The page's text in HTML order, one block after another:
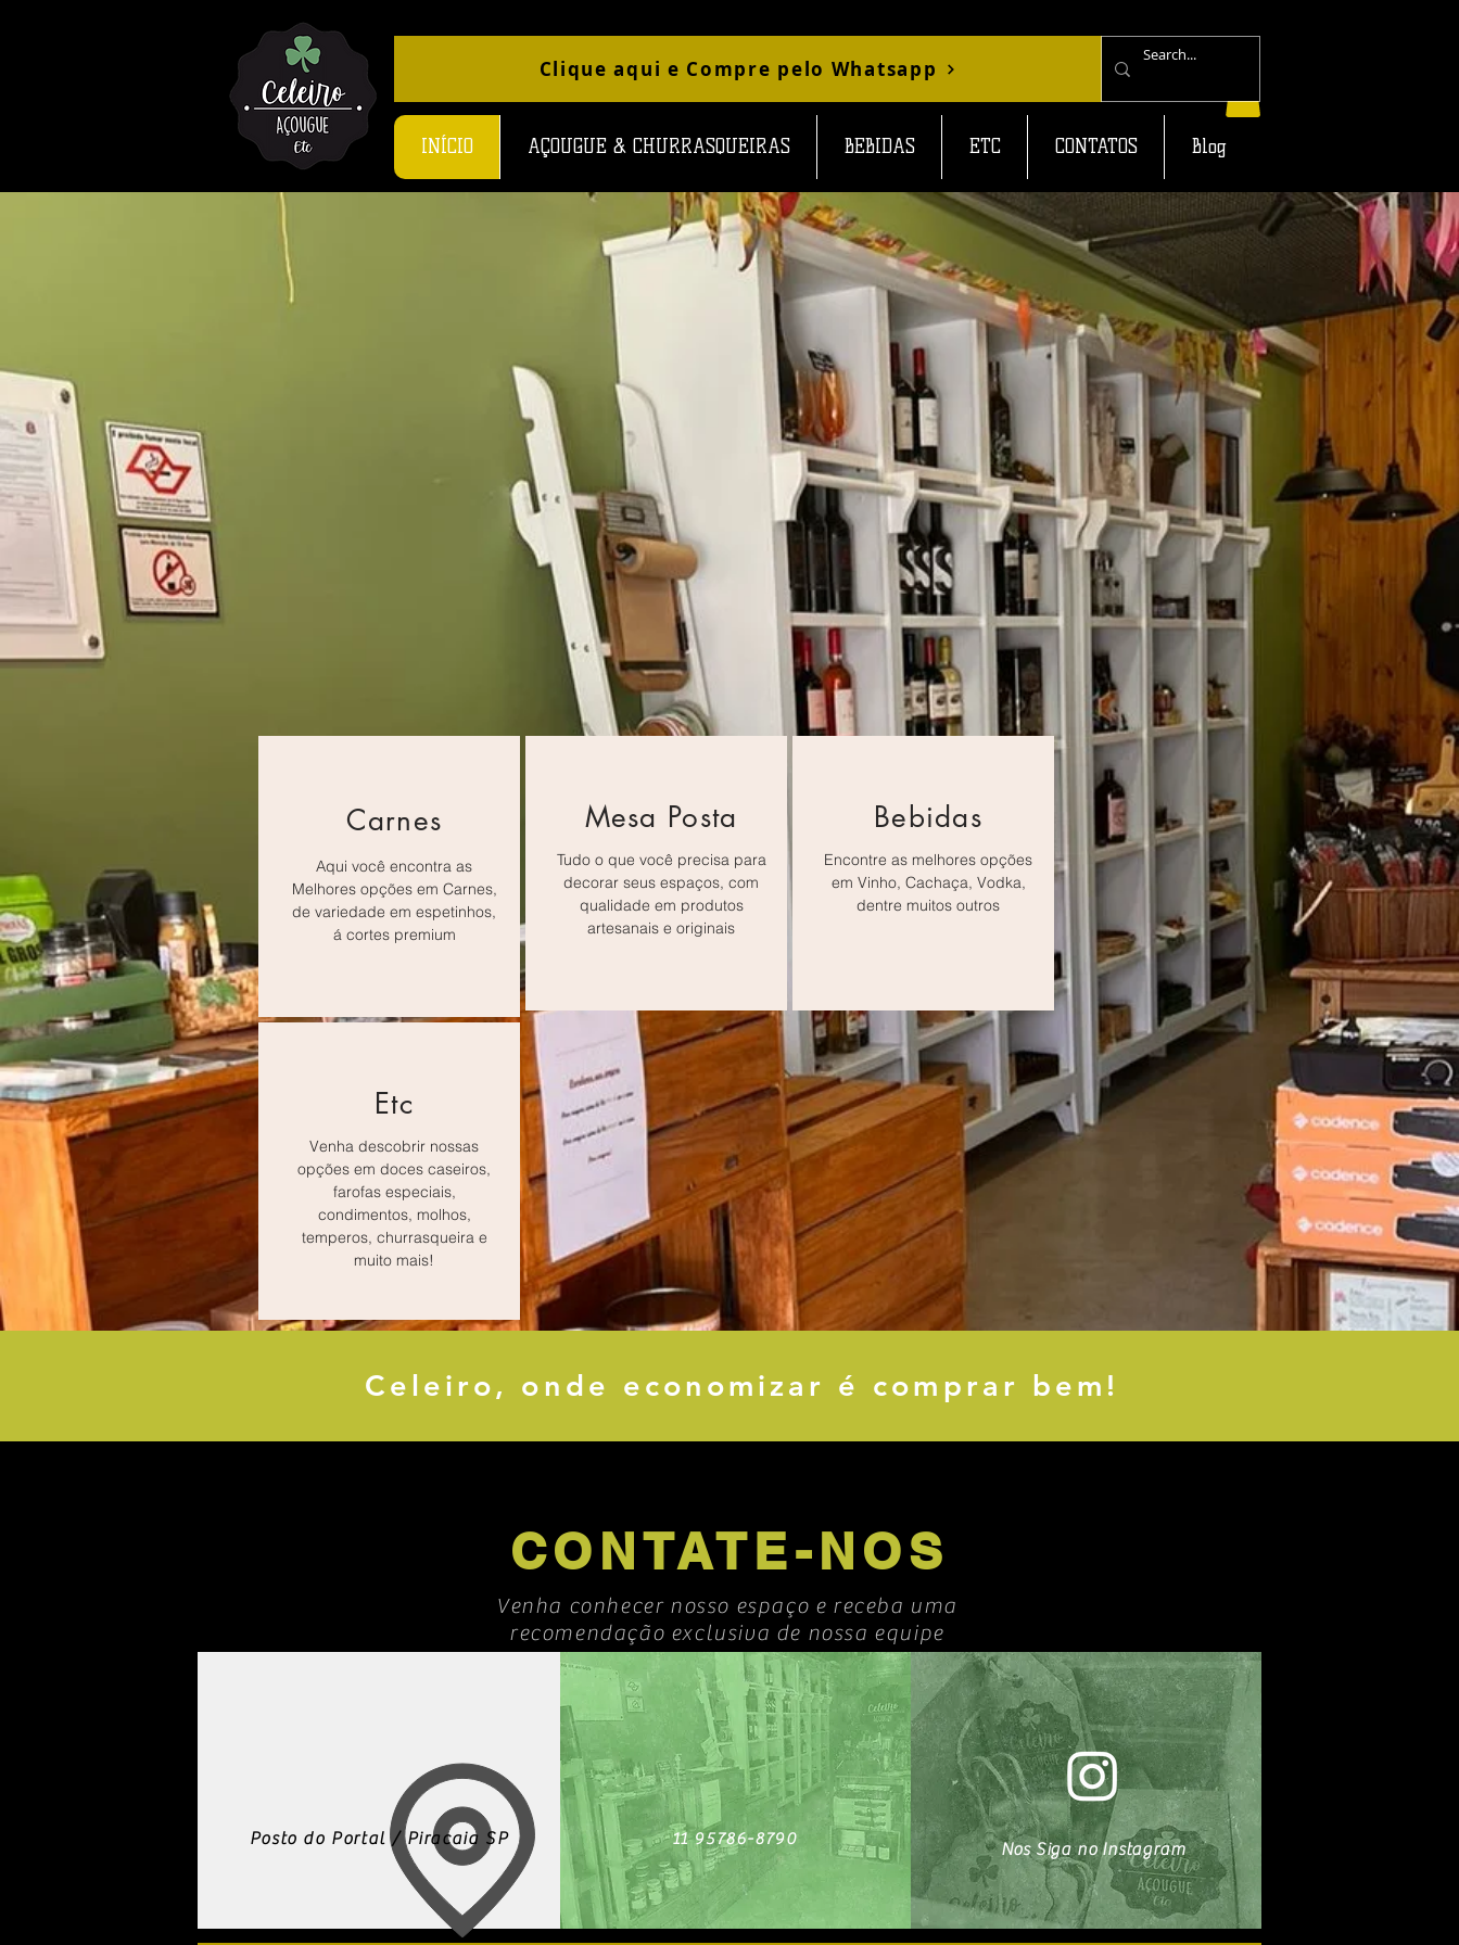
INÍCIO AÇOUGUE & CHURRASQUEIRAS BEBIDAS ETC CONTATOS Blog
Clique aqui e Compre pelo Whatsapp
Carnes
Aqui você encontra as
Melhores opções em Carnes,
de variedade em espetinhos,
á cortes premium
Mesa Posta
Tudo o que você precisa para
decorar seus espaços, com
qualidade em produtos
artesanais e originais
Bebidas
Encontre as melhores opções
em Vinho, Cachaça, Vodka,
dentre muitos outros
Etc
Venha descobrir nossas
opções em doces caseiros,
farofas especiais,
condimentos, molhos,
temperos, churrasqueira e
muito mais!
Celeiro, onde economizar é comprar bem!
CONTATE-NOS
Venha conhecer nosso espaço e receba uma
recomendação exclusiva de nossa equipe
Posto do Portal / Piracaia SP 11 95786-8790
Nos Siga no Instagram